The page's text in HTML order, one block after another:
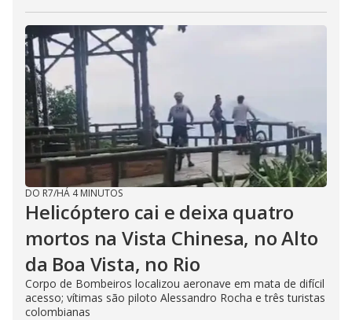
DO R7/HÁ 4 MINUTOS
Helicóptero cai e deixa quatro
mortos na Vista Chinesa, no Alto
da Boa Vista, no Rio
Corpo de Bombeiros localizou aeronave em mata de difícil
acesso; vítimas são piloto Alessandro Rocha e três turistas
colombianas